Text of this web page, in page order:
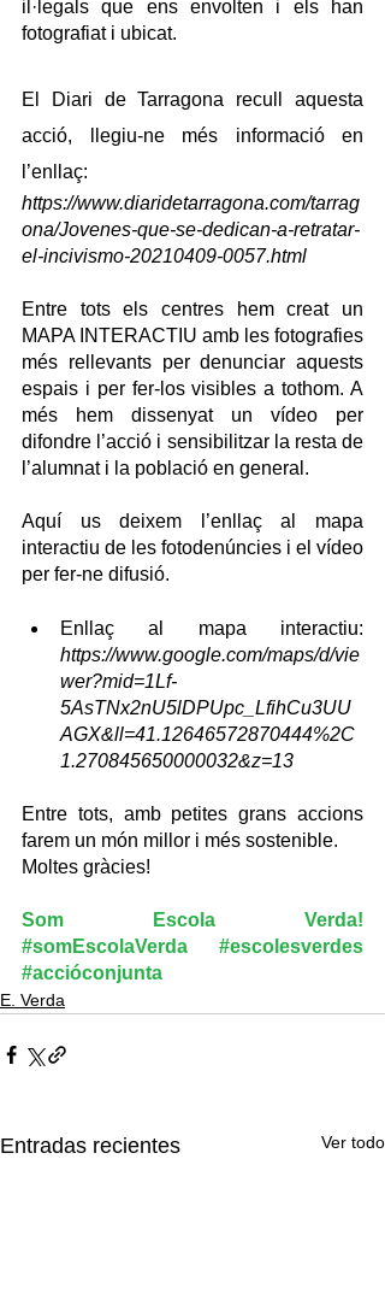
il·legals que ens envolten i els han
fotografiat i ubicat.
El Diari de Tarragona recull aquesta
acció, llegiu-ne més informació en
l’enllaç:
https://www.diaridetarragona.com/tarrag
ona/Jovenes-que-se-dedican-a-retratar-
el-incivismo-20210409-0057.html
Entre tots els centres hem creat un
MAPA INTERACTIU amb les fotografies
més rellevants per denunciar aquests
espais i per fer-los visibles a tothom. A
més hem dissenyat un vídeo per
difondre l’acció i sensibilitzar la resta de
l’alumnat i la població en general.
Aquí us deixem l’enllaç al mapa
interactiu de les fotodenúncies i el vídeo
per fer-ne difusió.
https://www.google.com/maps/d/vie
wer?mid=1Lf-
5AsTNx2nU5lDPUpc_LfihCu3UU
AGX&ll=41.12646572870444%2C
1.270845650000032&z=13
Entre tots, amb petites grans accions
farem un món millor i més sostenible.
Moltes gràcies!
#somEscolaVerda
#escolesverdes
#accióconjunta
E. Verda
Entradas recientes Ver todo